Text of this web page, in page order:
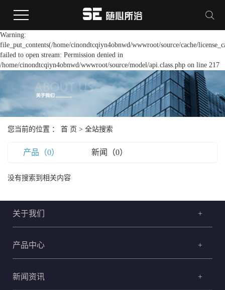
Warning:
file_put_contents(/home/cinondtcqiyn4obnwd/wwwroot/source/cache/
failed to open stream: Permission denied in
/home/cinondtcqiyn4obnwd/wwwroot/source/model/api.class.php on line 217
您当前的位置 ： 首 页 > 全站搜索
产品（0） 新闻（0）
没有搜索到相关内容
关于我们 +
产品中心 +
新闻资讯 +